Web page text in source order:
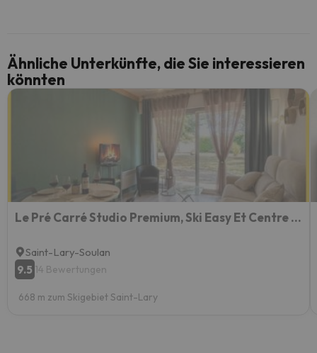
Ähnliche Unterkünfte, die Sie interessieren
könnten
Le Pré Carré Studio Premium, Ski Easy Et Centre St Lary
Saint-Lary-Soulan
9.5 14 Bewertungen
668 m zum Skigebiet Saint-Lary